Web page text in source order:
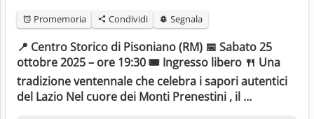
Promemoria Condividi Segnala
📍 Centro Storico di Pisoniano (RM) 📅 Sabato 25
ottobre 2025 – ore 19:30 🎟️ Ingresso libero 🍴 Una
tradizione ventennale che celebra i sapori autentici
del Lazio Nel cuore dei Monti Prenestini , il …